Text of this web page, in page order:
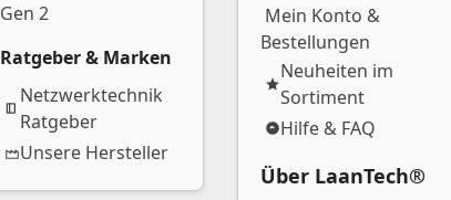
Gen 2
Ratgeber & Marken
Netzwerktechnik
Ratgeber
Unsere Hersteller
Mein Konto &
Bestellungen
Neuheiten im
Sortiment
Hilfe & FAQ
Über LaanTech®